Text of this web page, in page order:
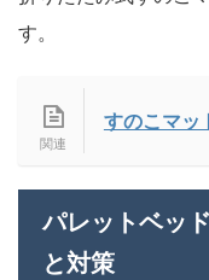
す。
すのこマッ
パレットベッ
と対策